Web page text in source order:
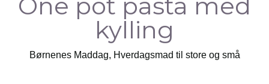
kylling
Børnenes Maddag, Hverdagsmad til store og små